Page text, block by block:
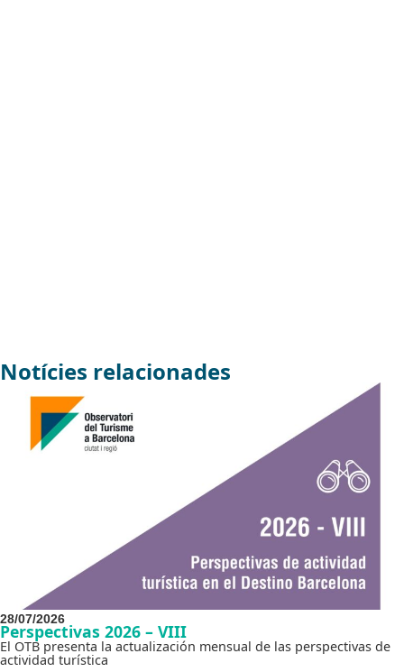
Notícies relacionades
28/07/2026
Perspectivas 2026 – VIII
El OTB presenta la actualización mensual de las perspectivas de
actividad turística